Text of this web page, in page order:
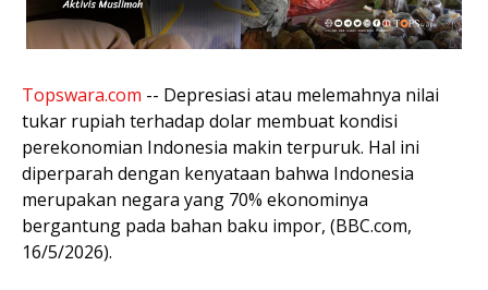
Topswara.com -- Depresiasi atau melemahnya nilai
tukar rupiah terhadap dolar membuat kondisi
perekonomian Indonesia makin terpuruk. Hal ini
diperparah dengan kenyataan bahwa Indonesia
merupakan negara yang 70% ekonominya
bergantung pada bahan baku impor, (BBC.com,
16/5/2026).